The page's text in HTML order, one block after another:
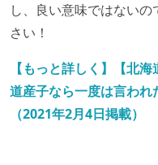
し、良い意味ではない
さい！
【もっと詳しく】【北
道産子なら一度は言われ
（2021年2月4日掲載）